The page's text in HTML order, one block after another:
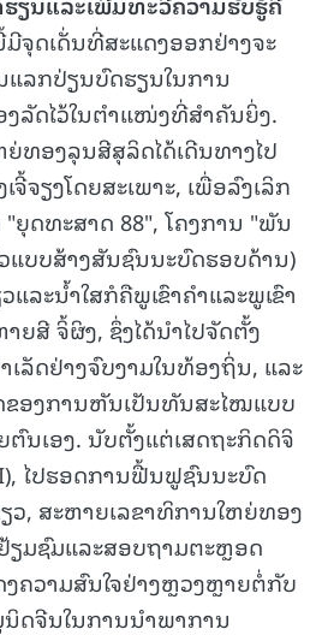
ຈຸດເດັ່ນທີ່ສະແດງອອກຢ່າງຈະ
ລກປ່ຽນບົດຮຽນໃນການ
ລັດໄວ້ໃນຕຳແໜ່ງທີ່ສຳຄັນຍິ່ງ.
ທອງລຸນສີສຸລິດໄດ້ເດີນທາງໄປ
ຈຽງໂດຍສະເພາະ, ເພື່ອລົງເລິກ
ຍຸດທະສາດ 88", ໂຄງການ "ພັນ
ບບສ້າງສັນຊົນນະບົດຮອບດ້ານ)
ແລະນ້ຳໃສກໍຄືພູເຂົາຄຳແລະພູເຂົາ
ຍສີ ຈິ້ຜິງ, ຊຶ່ງໄດ້ນຳໄປຈັດຕັ້ງ
ລັດຢ່າງຈົບງາມໃນທ້ອງຖິ່ນ, ແລະ
ຂອງການຫັນເປັນທັນສະໄໝແບບ
ນເອງ. ນັບຕັ້ງແຕ່ເສດຖະກິດດິຈິ
ໄປຮອດການຟື້ນຟູຊົນນະບົດ
ວ, ສະຫາຍເລຂາທິການໃຫຍ່ທອງ
ຽມຊົມແລະສອບຖາມຕະຫຼອດ
ງຄວາມສົນໃຈຢ່າງຫຼວງຫຼາຍຕໍ່ກັບ
ດຈີນໃນການນຳພາການ